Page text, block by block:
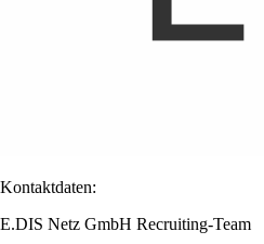
Kontaktdaten:
E.DIS Netz GmbH Recruiting-Team